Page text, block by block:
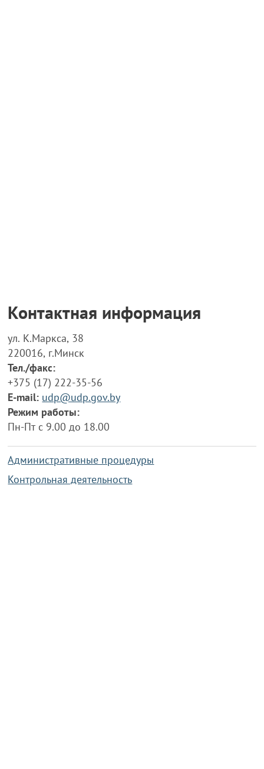
Контактная информация
ул. К.Маркса, 38
220016, г.Минск
Тел./факс:
+375 (17) 222-35-56
E-mail: udp@udp.gov.by
Режим работы:
Пн-Пт с 9.00 до 18.00
Административные процедуры
Контрольная деятельность